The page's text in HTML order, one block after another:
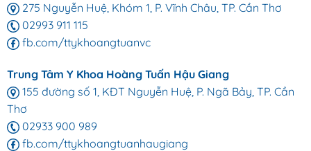
275 Nguyễn Huệ, Khóm 1, P. Vĩnh Châu, TP. Cần Thơ
02993 911 115
fb.com/ttykhoangtuanvc
Trung Tâm Y Khoa Hoàng Tuấn Hậu Giang
155 đường số 1, KĐT Nguyễn Huệ, P. Ngã Bảy, TP. Cần
Thơ
02933 900 989
fb.com/ttykhoangtuanhaugiang